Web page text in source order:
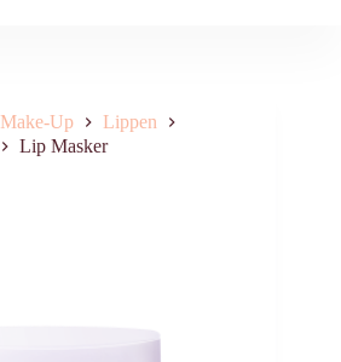
Make-Up
Lippen
Lip Masker